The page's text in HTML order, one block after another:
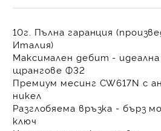
10г. Пълна гаранция
Италия)
Максимален дебит -
щрангове Ф32
Премиум месинг CW617N с
никел
Разглобяема връзка - бърз
ключ